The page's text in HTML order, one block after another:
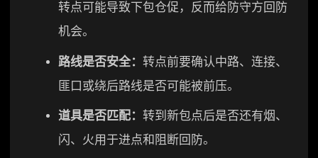
转点可能导致下包仓促，反而给防守方回防
机会。
路线是否安全： 转点前要确认中路、连接、
匪口或绕后路线是否可能被前压。
道具是否匹配： 转到新包点后是否还有烟、
闪、火用于进点和阻断回防。